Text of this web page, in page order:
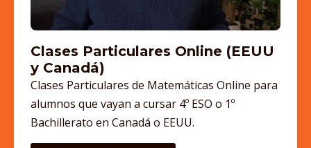
Clases Particulares Online (EEUU
y Canadá)
Clases Particulares de Matemáticas Online para
alumnos que vayan a cursar 4º ESO o 1º
Bachillerato en Canadá o EEUU.